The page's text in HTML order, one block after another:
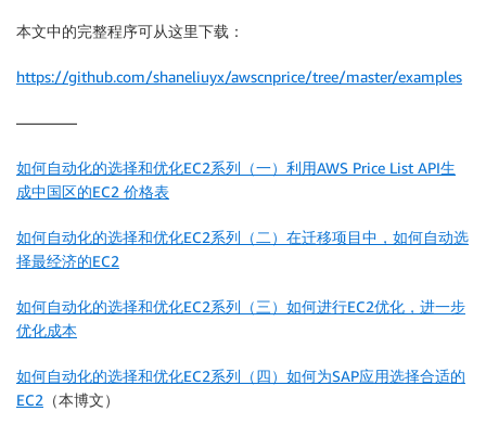
    merge
.to_excel(target
target.save()
本文中的完整程序可从这里下载：
https://github.com/shaneliuyx/awscnprice/tree/master/examples
————
如何自动化的选择和优化EC2系列（一）利用AWS Price List API生
成中国区的EC2 价格表
如何自动化的选择和优化EC2系列（二）在迁移项目中，如何自动选
择最经济的EC2
如何自动化的选择和优化EC2系列（三）如何进行EC2优化，进一步
优化成本
如何自动化的选择和优化EC2系列（四）如何为SAP应用选择合适的
EC2 （本博文）